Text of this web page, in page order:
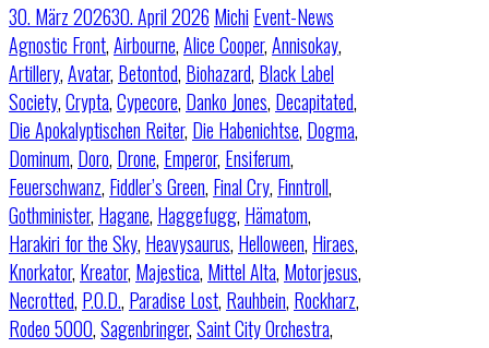
30. März 202630. April 2026 Michi Event-News
Agnostic Front,Airbourne,Alice Cooper,Annisokay,
Artillery,Avatar, Betontod, Biohazard, Black Label
Society,Crypta,Cypecore, Danko Jones, Decapitated,
Die Apokalyptischen Reiter, Die Habenichtse, Dogma,
Dominum, Doro, Drone, Emperor, Ensiferum,
Feuerschwanz, Fiddler’s Green, Final Cry, Finntroll,
Gothminister, Hagane, Haggefugg, Hämatom,
Harakiri for the Sky, Heavysaurus, Helloween, Hiraes,
Knorkator, Kreator, Majestica, Mittel Alta, Motorjesus,
Necrotted, P.O.D., Paradise Lost, Rauhbein, Rockharz,
Rodeo 5000,Sagenbringer,Saint City Orchestra,